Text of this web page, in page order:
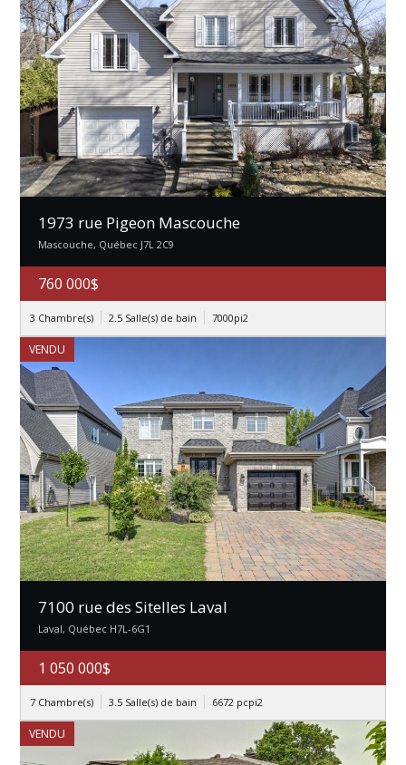
1973 rue Pigeon Mascouche
Mascouche, Québec J7L 2C9
760 000$
3 Chambre(s) 2.5 Salle(s) de bain 7000pi2
VENDU
7100 rue des Sitelles Laval
Laval, Québec H7L-6G1
1 050 000$
7 Chambre(s) 3.5 Salle(s) de bain 6672 pcpi2
VENDU